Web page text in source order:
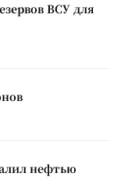
ВСУ для
нефтью